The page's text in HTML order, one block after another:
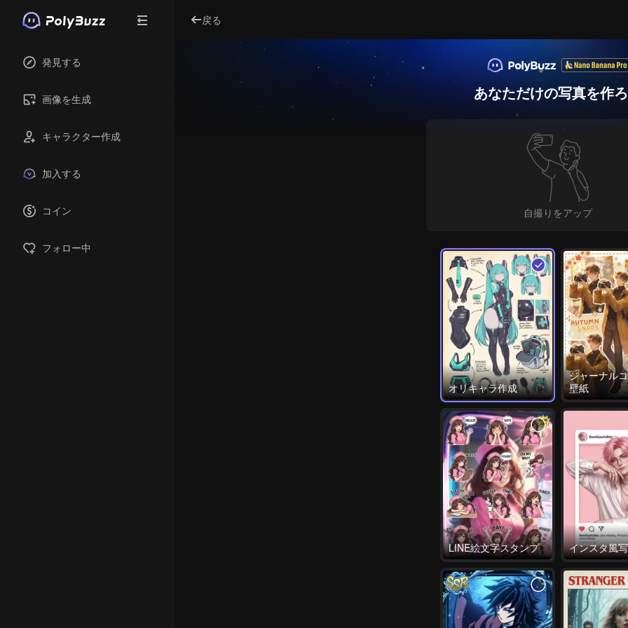
発見する
画像を生成
キャラクター作成
加入する
コイン
フォロー中
戻る
あなただけの写真を作
自撮りをアップ
オリキャラ作成
ジャーナル
壁紙
LINE絵文字スタンプ インスタ風